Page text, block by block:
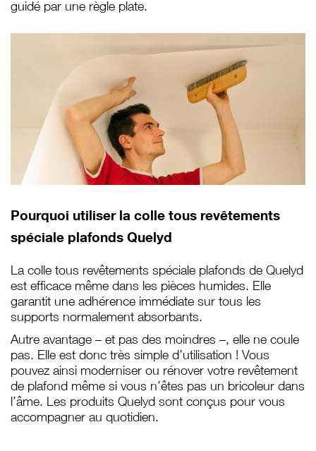
guidé par une règle plate.
Pourquoi utiliser la colle tous revêtements
spéciale plafonds Quelyd
La colle tous revêtements spéciale plafonds de Quelyd
est efficace même dans les pièces humides. Elle
garantit une adhérence immédiate sur tous les
supports normalement absorbants.
Autre avantage – et pas des moindres –, elle ne coule
pas. Elle est donc très simple d’utilisation ! Vous
pouvez ainsi moderniser ou rénover votre revêtement
de plafond même si vous n’êtes pas un bricoleur dans
l’âme. Les produits Quelyd sont conçus pour vous
accompagner au quotidien.